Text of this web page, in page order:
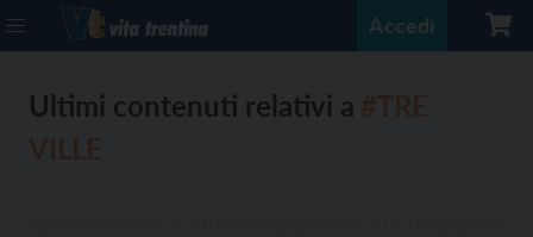
Accedi
Ultimi contenuti relativi a